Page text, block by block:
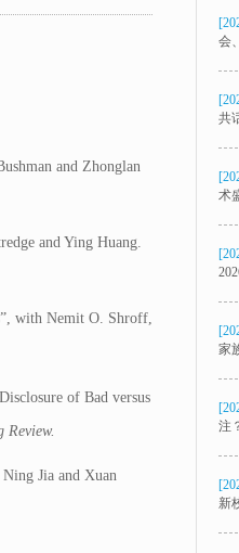
and Zhonglan
and Ying Huang.
with Nemit O. Shroff,
of Bad versus
Review.
Jia and Xuan
会
共
术
家
注
新